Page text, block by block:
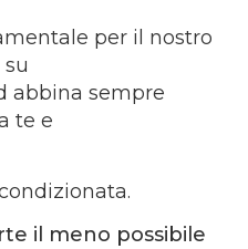
per il nostro
abbina sempre
te e
il meno possibile